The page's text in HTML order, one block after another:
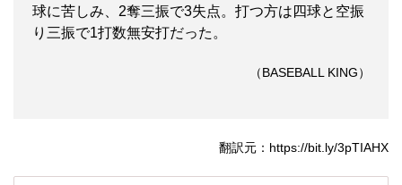
球に苦しみ、2奪三振で3失点。打つ方は四球と空振
り三振で1打数無安打だった。
（BASEBALL KING）
翻訳元：https://bit.ly/3pTIAHX